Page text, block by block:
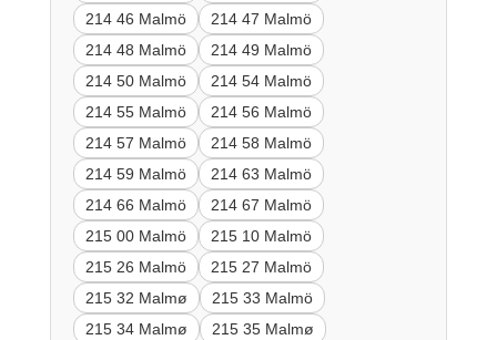
214 46 Malmö
214 47 Malmö
214 48 Malmö
214 49 Malmö
214 50 Malmö
214 54 Malmö
214 55 Malmö
214 56 Malmö
214 57 Malmö
214 58 Malmö
214 59 Malmö
214 63 Malmö
214 66 Malmö
214 67 Malmö
215 00 Malmö
215 10 Malmö
215 26 Malmö
215 27 Malmö
215 32 Malmø
215 33 Malmö
215 34 Malmø
215 35 Malmø